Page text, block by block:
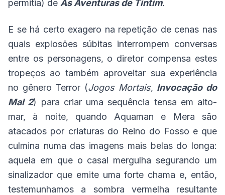
permitia) de As Aventuras de Tintim.
E se há certo exagero na repetição de cenas nas
quais explosões súbitas interrompem conversas
entre os personagens, o diretor compensa estes
tropeços ao também aproveitar sua experiência
no gênero Terror (Jogos Mortais, Invocação do
Mal 2) para criar uma sequência tensa em alto-
mar, à noite, quando Aquaman e Mera são
atacados por criaturas do Reino do Fosso e que
culmina numa das imagens mais belas do longa:
aquela em que o casal mergulha segurando um
sinalizador que emite uma forte chama e, então,
testemunhamos a sombra vermelha resultante